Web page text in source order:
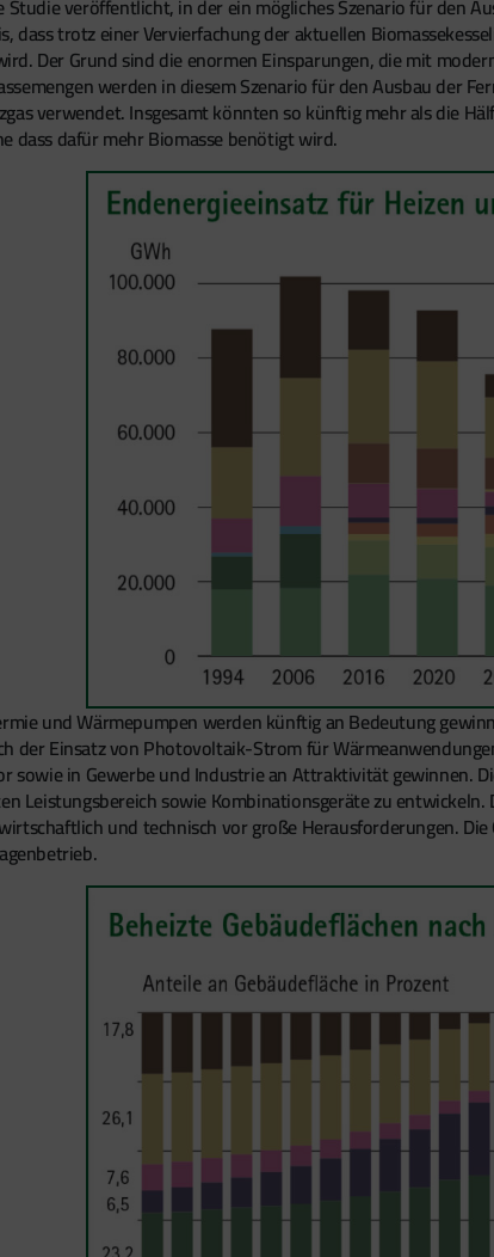
Studie veröffentlicht, in der ein mögliches Szenario für den
dass trotz einer Vervierfachung der aktuellen
Der Grund sind die enormen Einsparungen, die mit
werden in diesem Szenario für den Ausbau der
verwendet. Insgesamt könnten so künftig mehr als die
dass dafür mehr Biomasse benötigt wird.
und Wärmepumpen werden künftig an Bedeutung
der Einsatz von Photovoltaik-Strom für
sowie in Gewerbe und Industrie an Attraktivität gewinnen.
Leistungsbereich sowie Kombinationsgeräte zu
und technisch vor große Herausforderungen.